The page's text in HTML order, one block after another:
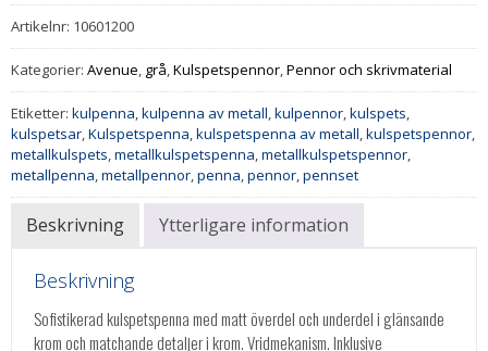
Artikelnr: 10601200
Kategorier: Avenue grå Kulspetspennor Pennor och skrivmaterial
Etiketter: kulpenna kulpenna av metall kulpennor kulspets
kulspetsar Kulspetspenna kulspetspenna av metall kulspetspennor
metallkulspets metallkulspetspenna metallkulspetspennor
metallpenna metallpennor penna pennor pennset
Beskrivning Ytterligare information
Beskrivning
Sofistikerad kulspetspenna med matt överdel och underdel i glänsande
krom och matchande detaljer i krom. Vridmekanism. Inklusive